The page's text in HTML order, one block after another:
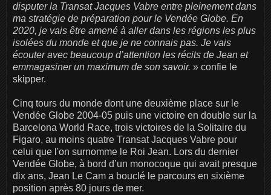
disputer la Transat Jacques Vabre entre pleinement dans
ma stratégie de préparation pour le Vendée Globe. En
2020, je vais être amené à aller dans les régions les plus
isolées du monde et que je ne connais pas. Je vais
écouter avec beaucoup d’attention les récits de Jean et
emmagasiner un maximum de son savoir. » confie le
skipper.
Cinq tours du monde dont une deuxième place sur le
Vendée Globe 2004-05 puis une victoire en double sur la
Barcelona World Race, trois victoires de la Solitaire du
Figaro, au moins quatre Transat Jacques Vabre pour
celui que l'on surnomme le Roi Jean. Lors du dernier
Vendée Globe, à bord d’un monocoque qui avait presque
dix ans, Jean Le Cam a bouclé le parcours en sixième
position après 80 jours de mer.